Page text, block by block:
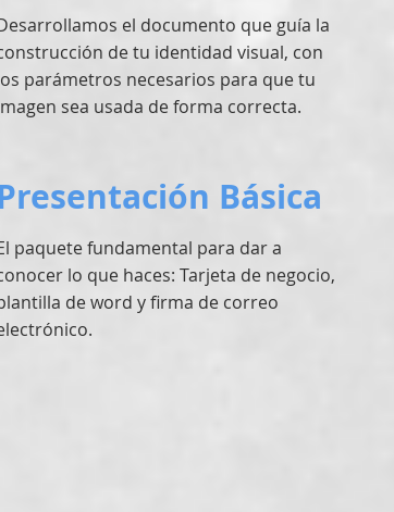
el documento que guía la
de tu identidad visual, con
parámetros necesarios para que tu
sea usada de forma correcta.
Básica
paquete fundamental para dar a
lo que haces: Tarjeta de negocio,
de word y firma de correo